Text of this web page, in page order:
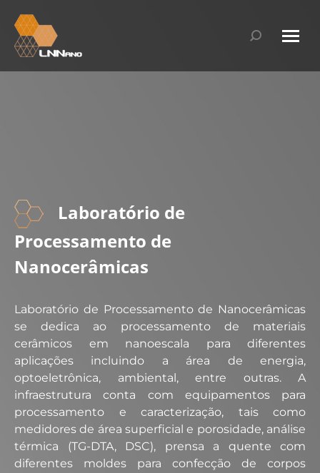
Search:
Laboratório de
Processamento de
Nanocerâmicas​
Laboratório de Processamento de Nanocerâmicas
se dedica ao processamento de materiais
cerâmicos em nanoescala para diferentes
aplicações incluindo a área de energia,
optoeletrônica, ambiental, entre outras. A
infraestrutura conta com equipamentos para
processamento e caracterização, tais como
medidores de área superficial e porosidade, análise
térmica (TG-DTA, DSC), prensa a quente com
diferentes moldes para confecção de corpos